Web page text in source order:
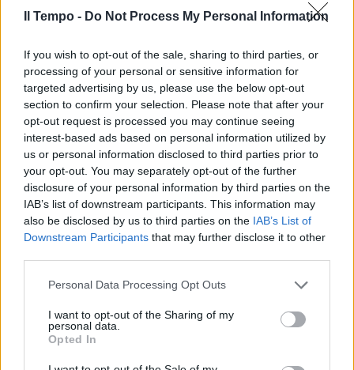
Il Tempo - Do Not Process My Personal Information
If you wish to opt-out of the sale, sharing to third parties, or
processing of your personal or sensitive information for
targeted advertising by us, please use the below opt-out
section to confirm your selection. Please note that after your
opt-out request is processed you may continue seeing
interest-based ads based on personal information utilized by
us or personal information disclosed to third parties prior to
your opt-out. You may separately opt-out of the further
disclosure of your personal information by third parties on the
IAB’s list of downstream participants. This information may
also be disclosed by us to third parties on the IAB’s List of
Downstream Participants that may further disclose it to other
Personal Data Processing Opt Outs
I want to opt-out of the Sharing of my
personal data.
Opted In